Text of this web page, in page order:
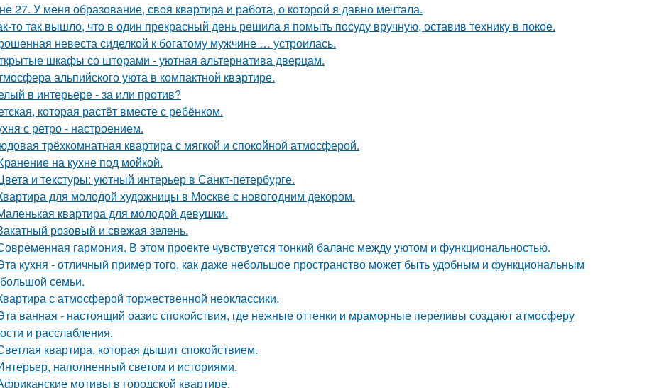
27. У меня образование, своя квартира и работа, о которой я давно мечтала.
то так вышло, что в один прекрасный день решила я помыть посуду вручную, оставив технику в покое.
невеста сиделкой к богатому мужчине … устроилась.
шкафы со шторами - уютная альтернатива дверцам.
альпийского уюта в компактной квартире.
в интерьере - за или против?
которая растёт вместе с ребёнком.
с ретро - настроением.
трёхкомнатная квартира с мягкой и спокойной атмосферой.
на кухне под мойкой.
и текстуры: уютный интерьер в Санкт-петербурге.
для молодой художницы в Москве с новогодним декором.
квартира для молодой девушки.
розовый и свежая зелень.
гармония. В этом проекте чувствуется тонкий баланс между уютом и функциональностью.
кухня - отличный пример того, как даже небольшое пространство может быть удобным и функциональным
семьи.
с атмосферой торжественной неоклассики.
ванная - настоящий оазис спокойствия, где нежные оттенки и мраморные переливы создают атмосферу
и расслабления.
квартира, которая дышит спокойствием.
наполненный светом и историями.
мотивы в городской квартире.